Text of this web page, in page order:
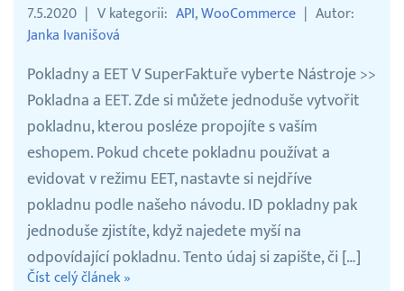
7.5.2020 V kategorii API WooCommerce
Autor
Janka Ivanišová
Pokladny a EET V SuperFaktuře vyberte Nástroje >>
Pokladna a EET. Zde si můžete jednoduše vytvořit
pokladnu, kterou posléze propojíte s vaším
eshopem. Pokud chcete pokladnu používat a
evidovat v režimu EET, nastavte si nejdříve
pokladnu podle našeho návodu. ID pokladny pak
jednoduše zjistíte, když najedete myší na
odpovídající pokladnu. Tento údaj si zapište, či […]
Číst celý článek »